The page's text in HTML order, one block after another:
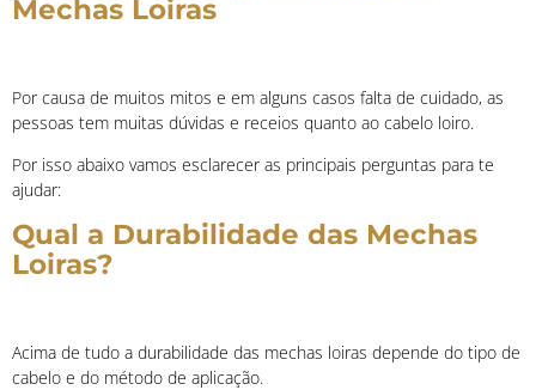
Mechas Loiras
Por causa de muitos mitos e em alguns casos falta de cuidado, as
pessoas tem muitas dúvidas e receios quanto ao cabelo loiro.
Por isso abaixo vamos esclarecer as principais perguntas para te
ajudar:
Qual a Durabilidade das Mechas
Loiras?
Acima de tudo a durabilidade das mechas loiras depende do tipo de
cabelo e do método de aplicação.